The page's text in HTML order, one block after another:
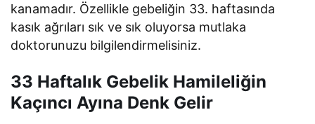
kanamadır. Özellikle gebeliğin 33. haftasında
kasık ağrıları sık ve sık oluyorsa mutlaka
doktorunuzu bilgilendirmelisiniz.
33 Haftalık Gebelik Hamileliğin
Kaçıncı Ayına Denk Gelir